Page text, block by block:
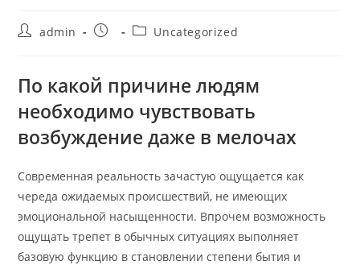
admin Uncategorized
По какой причине людям
необходимо чувствовать
возбуждение даже в мелочах
Современная реальность зачастую ощущается как
череда ожидаемых происшествий, не имеющих
эмоциональной насыщенности. Впрочем возможность
ощущать трепет в обычных ситуациях выполняет
базовую функцию в становлении степени бытия и